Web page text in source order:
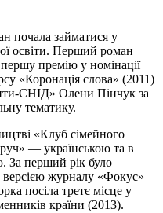
почала займатися у
освіти. Перший роман
премію у номінації
«Коронація слова» (2011)
СНІД» Олени Пінчук за
тематику.
«Клуб сімейного
— українською та в
За перший рік було
версією журналу «Фокус»
посіла третє місце у
країни (2013).